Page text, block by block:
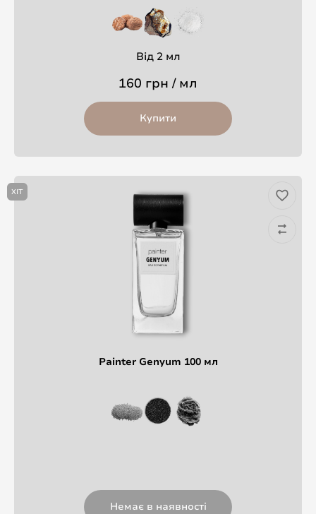
Від 2 мл
160 грн / мл
Купити
ХІТ
Painter Genyum 100 мл
Немає в наявності